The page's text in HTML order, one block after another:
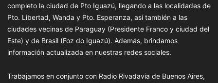
completo la ciudad de Pto Iguazú, llegando a las localidades de
Pto. Libertad, Wanda y Pto. Esperanza, así también a las
ciudades vecinas de Paraguay (Presidente Franco y ciudad del
Este) y de Brasil (Foz do Iguazú). Además, brindamos
información actualizada en nuestras redes sociales.
Trabajamos en conjunto con Radio Rivadavia de Buenos Aires,